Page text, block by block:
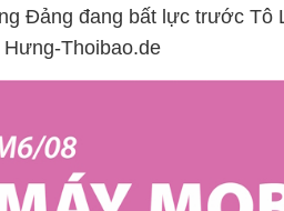
Đảng đang bất lực trước Tô
Hưng-Thoibao.de